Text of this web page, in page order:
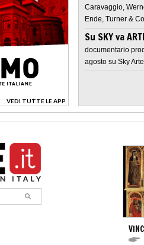
VEDI TUTTE LE APP
>
Caravaggio,
Ende, Turner &
Su SKY va
documentario
agosto su Sky Arte